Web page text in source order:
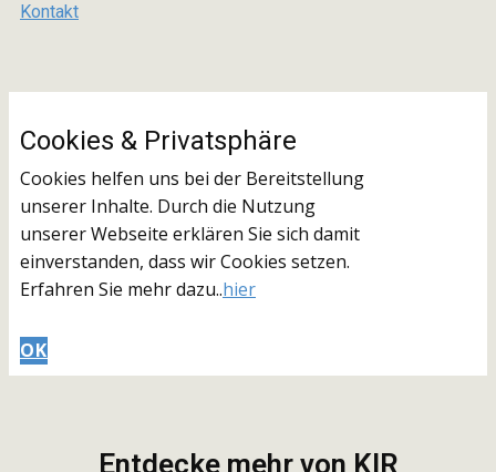
Kontakt
Cookies & ​Privatsphäre
Cookies helfen uns bei der Bereitstellung
unserer Inhalte. Durch die Nutzung
unserer Webseite erklären Sie sich damit
einverstanden, dass wir Cookies setzen.
Erfahren Sie mehr dazu..hier
OK
Entdecke mehr von KIR